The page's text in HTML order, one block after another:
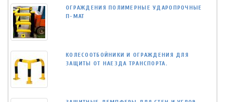
ОГРАЖДЕНИЯ ПОЛИМЕРНЫЕ УДАРОПРОЧНЫЕ
П-МАТ
КОЛЕСООТБОЙНИКИ И ОГРАЖДЕНИЯ ДЛЯ
ЗАЩИТЫ ОТ НАЕЗДА ТРАНСПОРТА.